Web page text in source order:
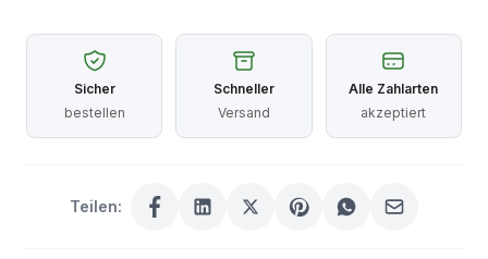
Sicher
bestellen
Schneller
Versand
Alle Zahlarten
akzeptiert
Teilen: